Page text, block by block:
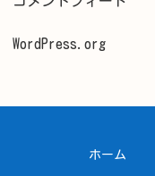
WordPress.org
ホーム